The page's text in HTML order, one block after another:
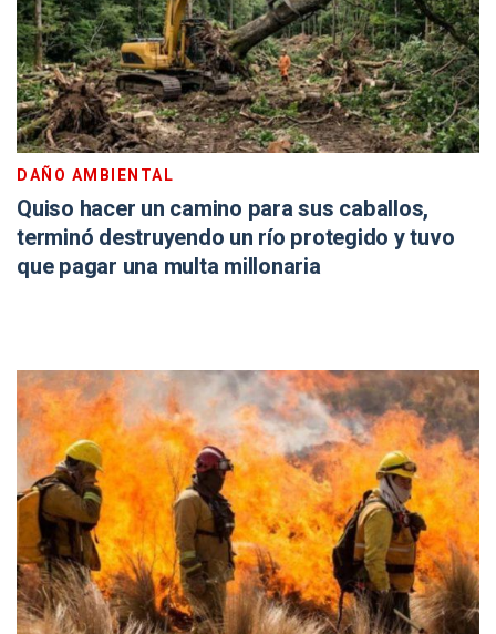
DAÑO AMBIENTAL
Quiso hacer un camino para sus caballos,
terminó destruyendo un río protegido y tuvo
que pagar una multa millonaria